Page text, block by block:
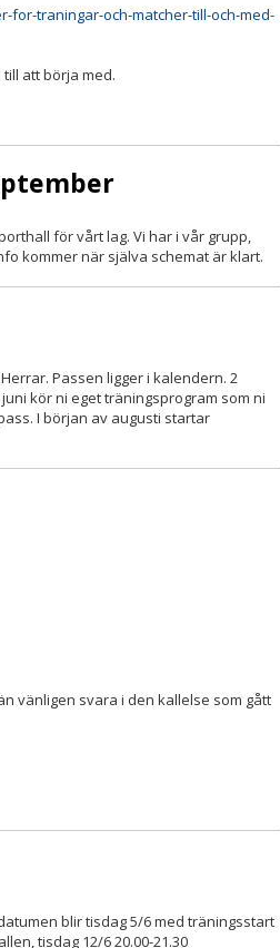
traningar-och-matcher-till-och-med-
att börja med.
för vårt lag. Vi har i vår grupp,
kommer när själva schemat är klart.
Passen ligger i kalendern. 2
kör ni eget träningsprogram som ni
I början av augusti startar
vänligen svara i den kallelse som gått
blir tisdag 5/6 med träningsstart
tisdag 12/6 20.00-21.30